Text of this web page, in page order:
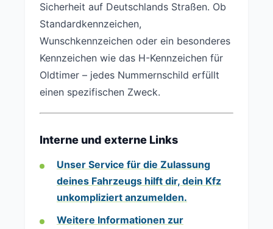
Sicherheit auf Deutschlands Straßen. Ob
Standardkennzeichen,
Wunschkennzeichen oder ein besonderes
Kennzeichen wie das H-Kennzeichen für
Oldtimer – jedes Nummernschild erfüllt
einen spezifischen Zweck.
Interne und externe Links
Unser Service für die Zulassung
deines Fahrzeugs hilft dir, dein Kfz
unkompliziert anzumelden.
Weitere Informationen zur